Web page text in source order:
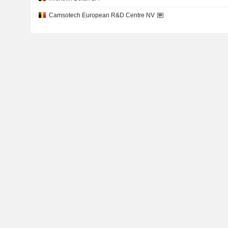
Camsotech European R&D Centre NV